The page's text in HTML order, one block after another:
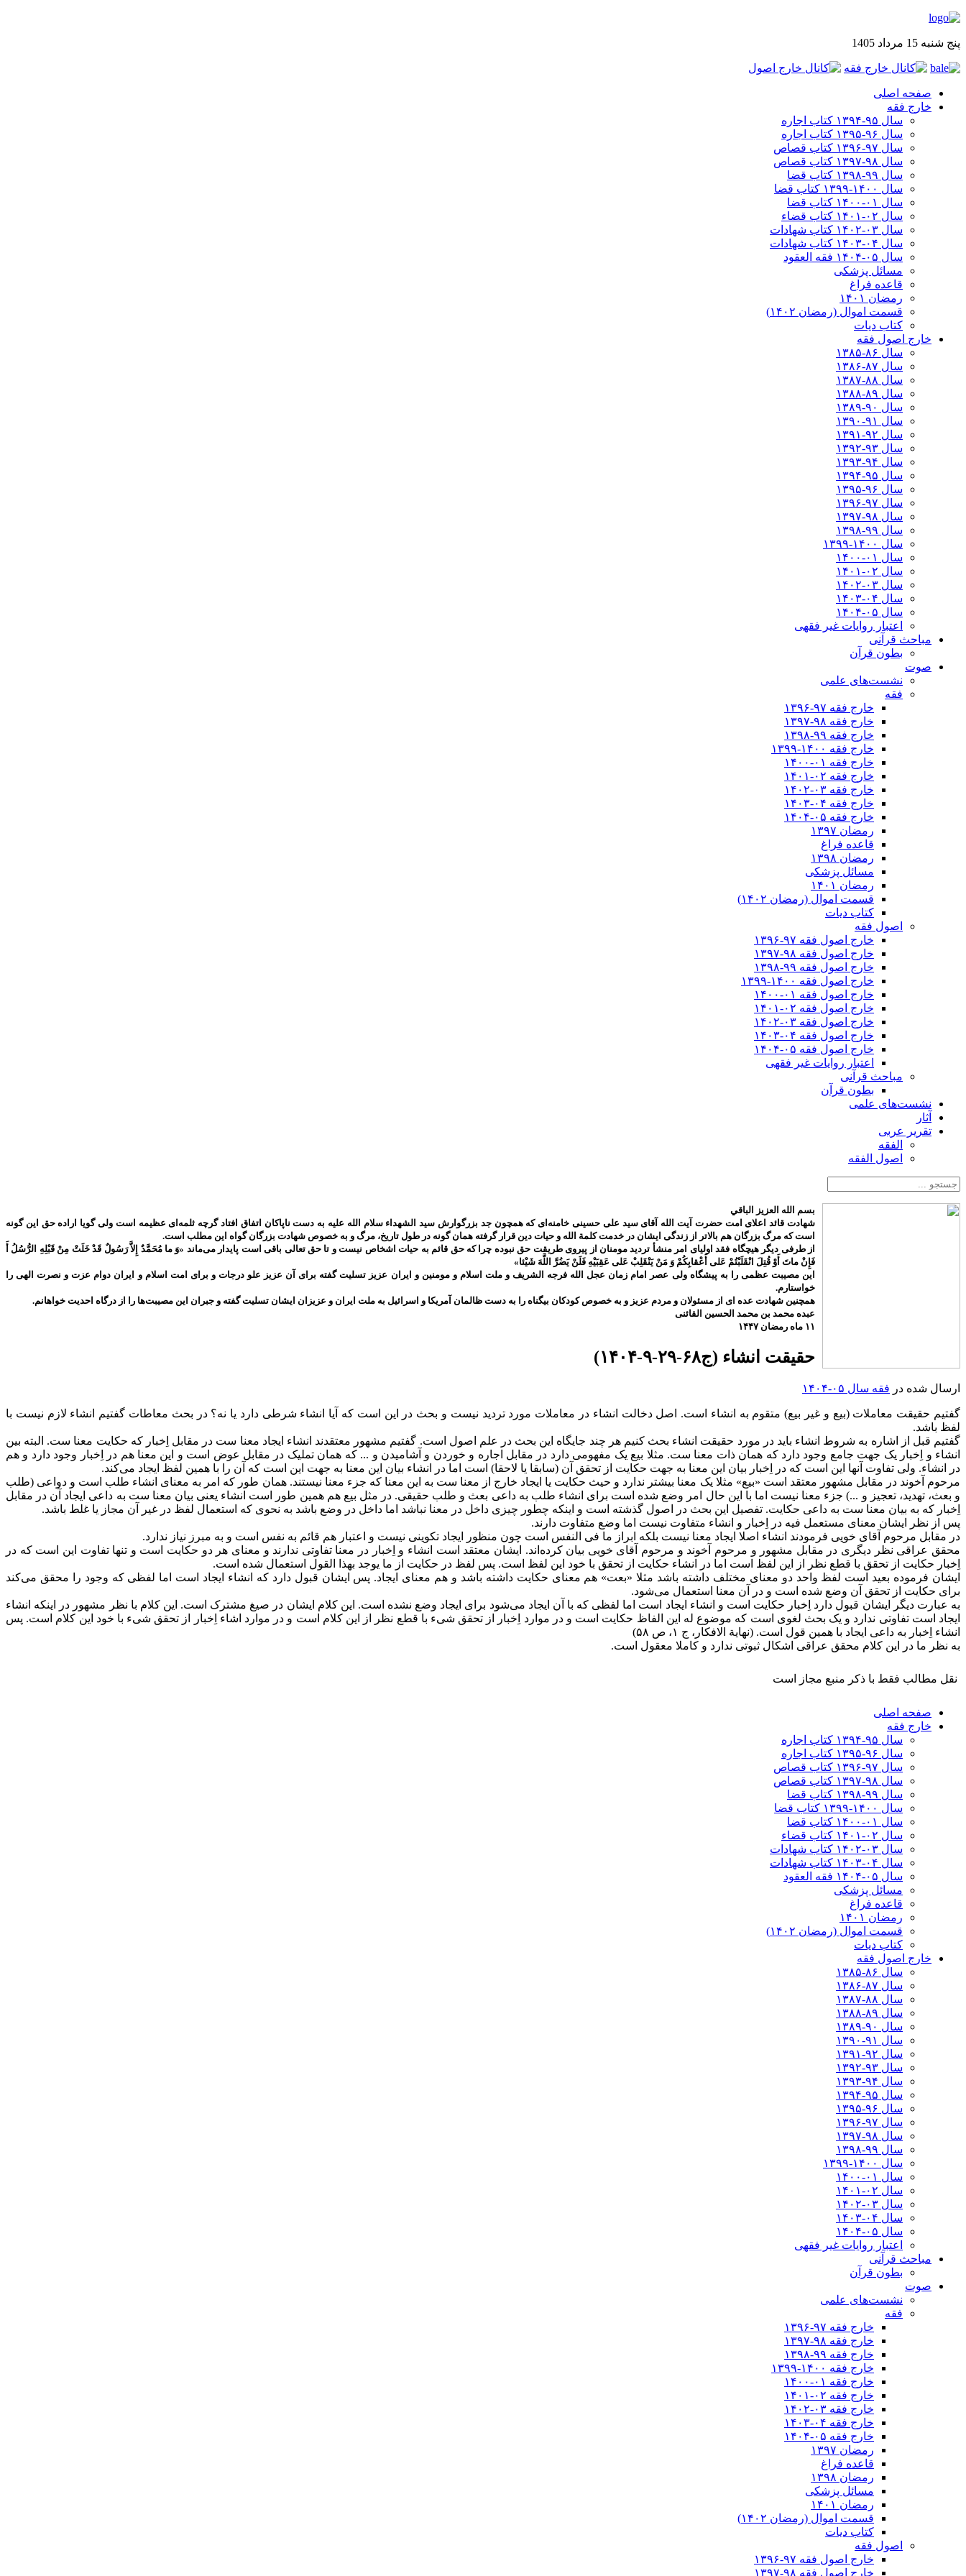
پنج شنبه 15 مرداد 1405
صفحه اصلی
خارج فقه
سال ۹۵-۱۳۹۴ کتاب اجاره
سال ۹۶-۱۳۹۵ کتاب اجاره
سال ۹۷-۱۳۹۶ کتاب قصاص
سال ۹۸-۱۳۹۷ کتاب قصاص
سال ۹۹-۱۳۹۸‍ کتاب قضا
سال ۱۴۰۰-۱۳۹۹ کتاب قضا
سال ۰۱-۱۴۰۰ کتاب قضا
سال ۰۲-۱۴۰۱ کتاب قضاء
سال ۰۳-۱۴۰۲ کتاب شهادات
سال ۰۴-۱۴۰۳ کتاب شهادات
سال ۰۵-۱۴۰۴ فقه العقود
مسائل پزشکی
قاعده فراغ
رمضان ۱۴۰۱
قسمت اموال (رمضان ۱۴۰۲)
کتاب دیات
خارج اصول فقه
سال ۸۶-۱۳۸۵
سال ۸۷-۱۳۸۶
سال ۸۸-۱۳۸۷
سال ۸۹-۱۳۸۸
سال ۹۰-۱۳۸۹
سال ۹۱-۱۳۹۰
سال ۹۲-۱۳۹۱
سال ۹۳-۱۳۹۲
سال ۹۴-۱۳۹۳
سال ۹۵-۱۳۹۴
سال ۹۶-۱۳۹۵
سال ۹۷-۱۳۹۶
سال ۹۸-۱۳۹۷
سال ۹۹-۱۳۹۸‍
سال ۱۴۰۰-۱۳۹۹
سال ۰۱-۱۴۰۰
سال ۰۲-۱۴۰۱
سال ۰۳-۱۴۰۲
سال ۰۴-۱۴۰۳
سال ۰۵-۱۴۰۴
اعتبار روایات غیر فقهی
مباحث قرآنی
بطون قرآن
صوت
نشست‌های علمی
فقه
خارج فقه ۹۷-۱۳۹۶
خارج فقه ۹۸-۱۳۹۷
خارج فقه ۹۹-۱۳۹۸
خارج فقه ۱۴۰۰-۱۳۹۹
خارج فقه ۰۱-۱۴۰۰
خارج فقه ۰۲-۱۴۰۱
خارج فقه ۰۳-۱۴۰۲
خارج فقه ۰۴-۱۴۰۳
خارج فقه ۰۵-۱۴۰۴
رمضان ۱۳۹۷
قاعده فراغ
رمضان ۱۳۹۸
مسائل پزشکی
رمضان ۱۴۰۱
قسمت اموال (رمضان ۱۴۰۲)
کتاب دیات
اصول فقه
خارج اصول فقه ۹۷-۱۳۹۶
خارج اصول فقه ۹۸-۱۳۹۷
خارج اصول فقه ۹۹-۱۳۹۸
خارج اصول فقه ۱۴۰۰-۱۳۹۹
خارج اصول فقه ۰۱-۱۴۰۰
خارج اصول فقه ۰۲-۱۴۰۱
خارج اصول فقه ۰۳-۱۴۰۲
خارج اصول فقه ۰۴-۱۴۰۳
خارج اصول فقه ۰۵-۱۴۰۴
اعتبار روایات غیر فقهی
مباحث قرآنی
بطون قرآن
نشست‌های علمی
آثار
تقریر عربی
الفقه
اصول الفقه
بسم الله العزیز الباقي
شهادت قائد اعلای امت حضرت آیت الله آقای سید علی حسینی خامنه‌ای که همچون جد بزرگوارش سید الشهداء سلام الله علیه به دست ناپاکان اتفاق افتاد گرچه ثلمه‌ای عظیمه است ولی گویا اراده حق این گونه
است که مرگ بزرگان هم بالاتر از زندگی ایشان در خدمت کلمة الله و حیات دین قرار گرفته همان گونه در طول تاریخ، مرگ و به خصوص شهادت بزرگان گواه این مطلب است.
از طرفی دیگر هیچگاه فقد اولیای امر منشأ تردید مومنان از پیروی طریقت حق نبوده چرا که حق قائم به حیات اشخاص نیست و تا حق تعالی باقی است پایدار می‌ماند «وَ ما مُحَمَّدٌ إِلاَّ رَسُولٌ قَدْ خَلَتْ مِنْ قَبْلِهِ الرُّسُلُ أَ
فَإِنْ ماتَ أَوْ قُتِلَ انْقَلَبْتُمْ عَلى‌ أَعْقابِكُمْ وَ مَنْ يَنْقَلِبْ عَلى‌ عَقِبَيْهِ فَلَنْ يَضُرَّ اللَّهَ شَيْئا»
این مصیبت عظمی را به پیشگاه ولی عصر امام زمان عجل الله فرجه الشریف و ملت اسلام و مومنین و ایران عزیز تسلیت گفته برای آن عزیز علو درجات و برای امت اسلام و ایران دوام عزت و نصرت الهی را
خواستارم.
همچنین شهادت عده ای از مسئولان و مردم عزیز و به خصوص کودکان بیگناه را به دست ظالمان آمریکا و اسرائیل به ملت ایران و عزیزان ایشان تسلیت گفته و جبران این مصیبت‌ها را از درگاه احدیت خواهانم.
عبده محمد بن محمد الحسین القائنی
۱۱ ماه رمضان ۱۴۴۷
حقیقت انشاء (ج۶۸-۲۹-۹-۱۴۰۴)
ارسال شده در فقه سال ۰۵-۱۴۰۴
گفتیم حقیقت معاملات (بیع و غیر بیع) متقوم به انشاء است. اصل دخالت انشاء در معاملات مورد تردید نیست و بحث در این است که آیا انشاء شرطی دارد یا نه؟ در بحث معاطات گفتیم انشاء لازم نیست با
لفظ باشد.
گفتیم قبل از اشاره به شروط انشاء باید در مورد حقیقت انشاء بحث کنیم هر چند جایگاه این بحث در علم اصول است. گفتیم مشهور معتقدند انشاء ایجاد معنا ست در مقابل اِخبار که حکایت معنا ست. البته بین
انشاء و اِخبار یک جهت جامع وجود دارد که همان ذات معنا ست. مثلا بیع یک مفهومی دارد در مقابل اجاره و خوردن و آشامیدن و ... که همان تملیک در مقابل عوض است و این معنا هم در اِخبار وجود دارد و هم
در انشاء. ولی تفاوت آنها این است که در اِخبار بیان این معنا به جهت حکایت از تحقق آن (سابقا یا لاحقا) است اما در انشاء بیان این معنا به جهت این است که آن را با همین لفظ ایجاد می‌کند.
مرحوم آخوند در مقابل مشهور معتقد است «بیع» مثلا یک معنا بیشتر ندارد و حیث حکایت یا ایجاد خارج از معنا ست به این معنا که جزء معنا نیستند. همان طور که امر به معنای انشاء طلب است و دواعی (طلب
و بعث، تهدید، تعجیز و ...) جزء معنا نیست اما با این حال امر وضع شده است برای انشاء‌ طلب به داعی بعث و طلب حقیقی. در مثل بیع هم همین طور است انشاء یعنی بیان معنا ست به داعی ایجاد آن در مقابل
اِخبار که به بیان معنا ست به داعی حکایت. تفصیل این بحث در اصول گذشته است و اینکه چطور چیزی داخل در معنا نباشد اما داخل در وضع باشد به نحوی که استعمال لفظ در غیر آن مجاز یا غلط باشد.
پس از نظر ایشان معنای مستعمل فیه در اِخبار و انشاء متفاوت نیست اما وضع متفاوت دارند.
در مقابل مرحوم آقای خویی فرمودند انشاء اصلا ایجاد معنا نیست بلکه ابراز ما فی النفس است چون منظور ایجاد تکوینی نیست و اعتبار هم قائم به نفس است و به مبرز نیاز ندارد.
محقق عراقی نظر دیگری در مقابل مشهور و مرحوم آخوند و مرحوم آقای خویی بیان کرده‌اند. ایشان معتقد است انشاء و اِخبار در معنا تفاوتی ندارند و معنای هر دو حکایت است و تنها تفاوت این است که در
اِخبار حکایت از تحقق با قطع نظر از این لفظ است اما در انشاء حکایت از تحقق با خود این لفظ است. پس لفظ در حکایت از ما یوجد بهذا القول استعمال شده است.
ایشان فرموده بعید است لفظ واحد دو معنای مختلف داشته باشد مثلا «بعت» هم معنای حکایت داشته باشد و هم معنای ایجاد. پس ایشان قبول دارد که انشاء ایجاد است اما لفظی که وجود را محقق می‌کند
برای حکایت از تحقق آن وضع شده است و در آن معنا استعمال می‌شود.
به عبارت دیگر ایشان قبول دارد اِخبار حکایت است و انشاء ایجاد است اما لفظی که با آن ایجاد می‌شود برای ایجاد وضع نشده است. این کلام ایشان در صیغ مشترک است. این کلام با نظر مشهور در اینکه انشاء
ایجاد است تفاوتی ندارد و یک بحث لغوی است که موضوع له این الفاظ حکایت است و در موارد اِخبار از تحقق شیء با قطع نظر از این کلام است و در موارد اشاء اِخبار از تحقق شیء با خود این کلام است. پس
انشاء اِخبار به داعی ایجاد با همین قول است. (نهایة الافکار، ج ۱، ص ۵۸)
به نظر ما در این کلام محقق عراقی اشکال ثبوتی ندارد و کاملا معقول است.
نقل مطالب فقط با ذکر منبع مجاز است
صفحه اصلی
خارج فقه
سال ۹۵-۱۳۹۴ کتاب اجاره
سال ۹۶-۱۳۹۵ کتاب اجاره
سال ۹۷-۱۳۹۶ کتاب قصاص
سال ۹۸-۱۳۹۷ کتاب قصاص
سال ۹۹-۱۳۹۸‍ کتاب قضا
سال ۱۴۰۰-۱۳۹۹ کتاب قضا
سال ۰۱-۱۴۰۰ کتاب قضا
سال ۰۲-۱۴۰۱ کتاب قضاء
سال ۰۳-۱۴۰۲ کتاب شهادات
سال ۰۴-۱۴۰۳ کتاب شهادات
سال ۰۵-۱۴۰۴ فقه العقود
مسائل پزشکی
قاعده فراغ
رمضان ۱۴۰۱
قسمت اموال (رمضان ۱۴۰۲)
کتاب دیات
خارج اصول فقه
سال ۸۶-۱۳۸۵
سال ۸۷-۱۳۸۶
سال ۸۸-۱۳۸۷
سال ۸۹-۱۳۸۸
سال ۹۰-۱۳۸۹
سال ۹۱-۱۳۹۰
سال ۹۲-۱۳۹۱
سال ۹۳-۱۳۹۲
سال ۹۴-۱۳۹۳
سال ۹۵-۱۳۹۴
سال ۹۶-۱۳۹۵
سال ۹۷-۱۳۹۶
سال ۹۸-۱۳۹۷
سال ۹۹-۱۳۹۸‍
سال ۱۴۰۰-۱۳۹۹
سال ۰۱-۱۴۰۰
سال ۰۲-۱۴۰۱
سال ۰۳-۱۴۰۲
سال ۰۴-۱۴۰۳
سال ۰۵-۱۴۰۴
اعتبار روایات غیر فقهی
مباحث قرآنی
بطون قرآن
صوت
نشست‌های علمی
فقه
خارج فقه ۹۷-۱۳۹۶
خارج فقه ۹۸-۱۳۹۷
خارج فقه ۹۹-۱۳۹۸
خارج فقه ۱۴۰۰-۱۳۹۹
خارج فقه ۰۱-۱۴۰۰
خارج فقه ۰۲-۱۴۰۱
خارج فقه ۰۳-۱۴۰۲
خارج فقه ۰۴-۱۴۰۳
خارج فقه ۰۵-۱۴۰۴
رمضان ۱۳۹۷
قاعده فراغ
رمضان ۱۳۹۸
مسائل پزشکی
رمضان ۱۴۰۱
قسمت اموال (رمضان ۱۴۰۲)
کتاب دیات
اصول فقه
خارج اصول فقه ۹۷-۱۳۹۶
خارج اصول فقه ۹۸-۱۳۹۷